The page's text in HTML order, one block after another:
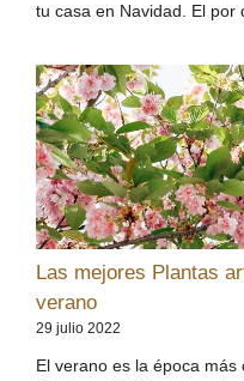
tu casa en Navidad. El por
Las mejores Plantas
verano
29 julio 2022
El verano es la época